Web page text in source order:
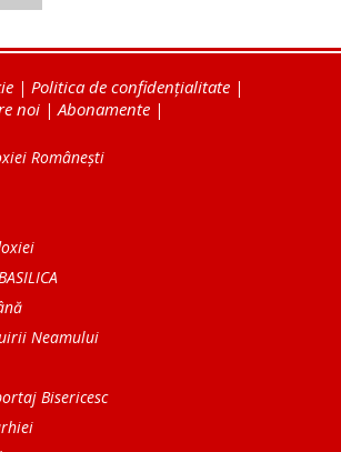
| Politica de confidențialitate |
noi |Abonamente |
Românești
Neamului
Bisericesc